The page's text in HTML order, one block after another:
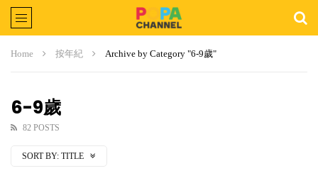
Home 按年紀 Archive by Category "6-9歲"
6-9歲
82 POSTS
SORT BY: TITLE